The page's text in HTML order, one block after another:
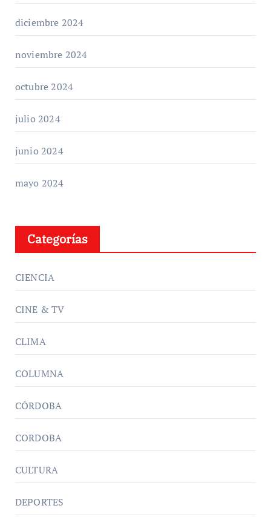
diciembre 2024
noviembre 2024
octubre 2024
julio 2024
junio 2024
mayo 2024
Categorías
CIENCIA
CINE & TV
CLIMA
COLUMNA
CÓRDOBA
CORDOBA
CULTURA
DEPORTES